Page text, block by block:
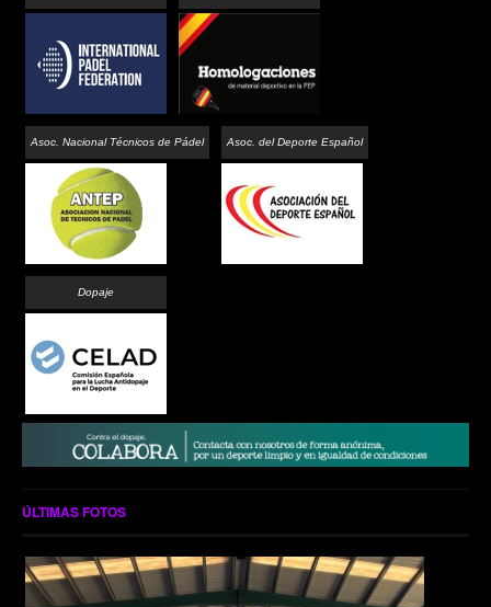
Asoc. Nacional Técnicos de Pádel Asoc. del Deporte Español
Dopaje
ÚLTIMAS FOTOS